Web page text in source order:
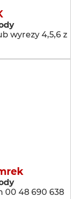
wyrezy 4,5,6 z
00 48 690 638